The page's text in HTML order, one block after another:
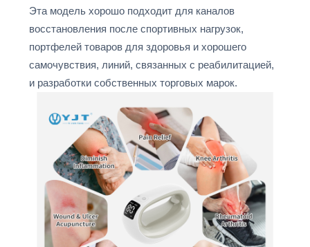
Эта модель хорошо подходит для каналов
восстановления после спортивных нагрузок,
портфелей товаров для здоровья и хорошего
самочувствия, линий, связанных с реабилитацией,
и разработки собственных торговых марок.